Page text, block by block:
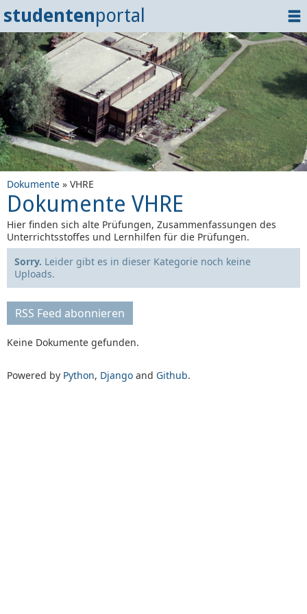
studentenportal
Home
Dokumente
Events
? Tipps
Login
Dokumente » VHRE
Dokumente VHRE
Hier finden sich alte Prüfungen, Zusammenfassungen des
Unterrichtsstoffes und Lernhilfen für die Prüfungen.
Sorry. Leider gibt es in dieser Kategorie noch keine
Uploads.
RSS Feed abonnieren
Keine Dokumente gefunden.
Powered by Python, Django and Github.